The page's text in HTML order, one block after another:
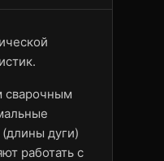
сварочным
дуги)
работать с